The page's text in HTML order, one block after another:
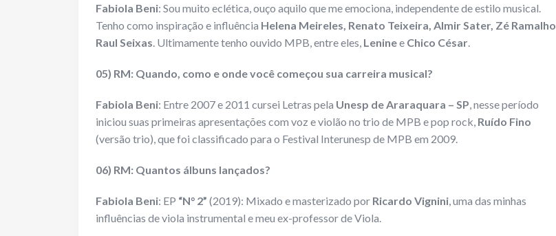
Fabiola Beni: Sou muito eclética, ouço aquilo que me emociona, independente de estilo musical.
Tenho como inspiração e influência Helena Meireles, Renato Teixeira, Almir Sater, Zé Ramalho,
Raul Seixas . Ultimamente tenho ouvido MPB, entre eles, Leninee Chico César
05) RM: Quando, como e onde você começou sua carreira musical?
Fabiola Beni: Entre 2007 e 2011 cursei Letras pela Unesp de Araraquara – SP , nesse período
iniciou suas primeiras apresentações com voz e violão no trio de MPB e pop rock, Ruído Fino
(versão trio), que foi classificado para o Festival Interunesp de MPB em 2009.
06) RM: Quantos álbuns lançados?
Fabiola Beni: EP “N° 2” (2019): Mixado e masterizado por Ricardo Vignini , uma das minhas
influências de viola instrumental e meu ex-professor de Viola.